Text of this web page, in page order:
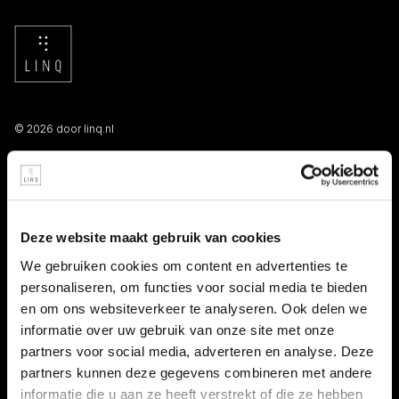
Deze website maakt gebruik van cookies
We gebruiken cookies om content en advertenties te
personaliseren, om functies voor social media te bieden
en om ons websiteverkeer te analyseren. Ook delen we
informatie over uw gebruik van onze site met onze
partners voor social media, adverteren en analyse. Deze
partners kunnen deze gegevens combineren met andere
informatie die u aan ze heeft verstrekt of die ze hebben
© 2026 door linq.nl
LINKS
Persooneelsgids uitzendkrachten
Antidiscriminatiebeleid
Klacht indienen